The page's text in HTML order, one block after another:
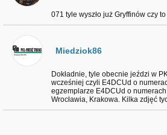
071 tyle wyszło już Gryffinów czy
Miedziok86
Dokładnie, tyle obecnie jeździ w
wcześniej czyli E4DCUd o
egzemplarze E4DCUd o
Wrocławia, Krakowa. Kilka zdjęć